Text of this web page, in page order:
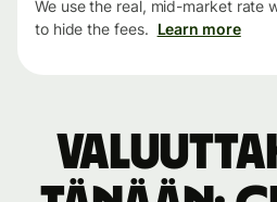
We use the real, mid-market rate
to hide the fees. Learn more